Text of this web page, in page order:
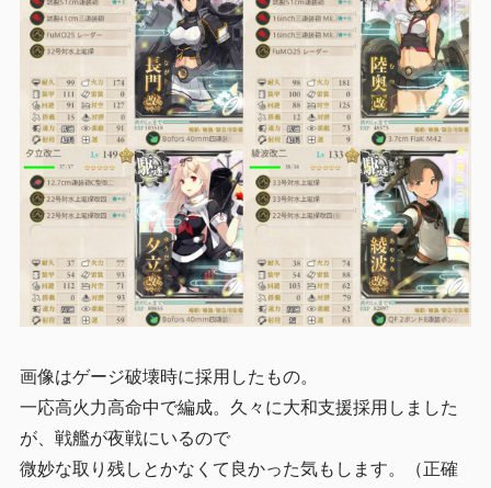
画像はゲージ破壊時に採用したもの。
一応高火力高命中で編成。久々に大和支援採用しました
が、戦艦が夜戦にいるので
微妙な取り残しとかなくて良かった気もします。（正確